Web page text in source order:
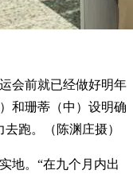
会前就已经做好明年
和珊蒂（中）设明确
跑。（陈渊庄摄）
地。“在九个月内出